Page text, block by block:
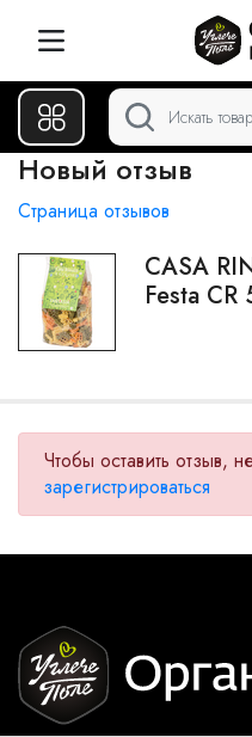
Новый отзыв
Страница отзывов
CASA
Festa CR
Чтобы оставить отзыв,
зарегистрироваться